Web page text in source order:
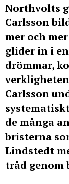
Northvolts
Carlsson
mer och
glider in i
drömmar,
Carlsson
de många
bristerna
Lindstedt
tråd genom